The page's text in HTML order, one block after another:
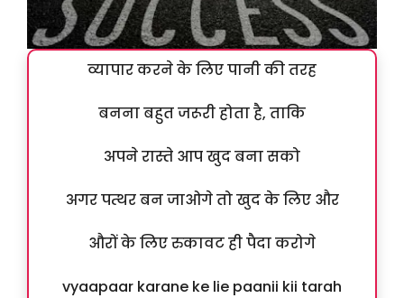
व्यापार करने के लिए पानी की तरह
बनना बहुत जरूरी होता है, ताकि
अपने रास्ते आप खुद बना सको
अगर पत्थर बन जाओगे तो खुद के लिए और
औरों के लिए रुकावट ही पैदा करोगे
vyaapaar karane ke lie paanii kii tarah